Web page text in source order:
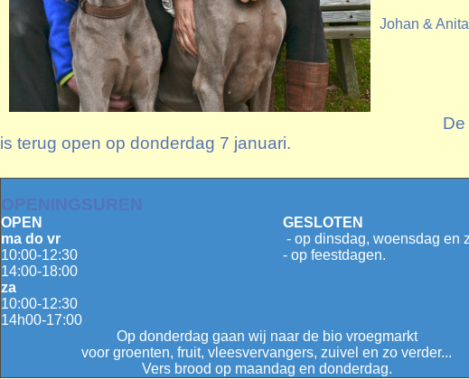
Johan & Anita
De
is terug open op donderdag 7 januari.
OPENINGSUREN
OPEN
ma do vr
10:00-12:30
14:00-18:00
za
10:00-12:30
14h00-17:00
GESLOTEN
- op dinsdag, woensdag en
- op feestdagen.
Op donderdag gaan wij naar de bio vroegmarkt
voor groenten, fruit, vleesvervangers, zuivel en zo verder...
Vers brood op maandag en donderdag.